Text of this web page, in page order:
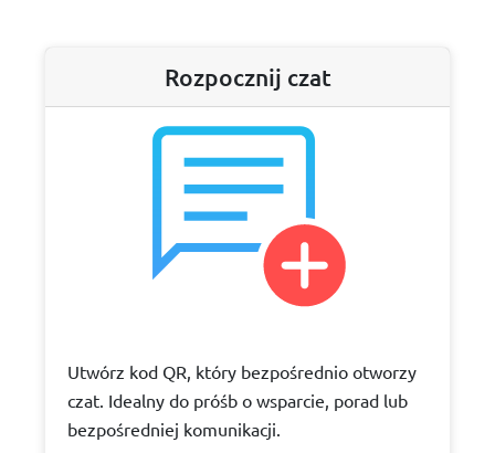
Rozpocznij czat
Utwórz kod QR, który bezpośrednio otworzy
czat. Idealny do próśb o wsparcie, porad lub
bezpośredniej komunikacji.